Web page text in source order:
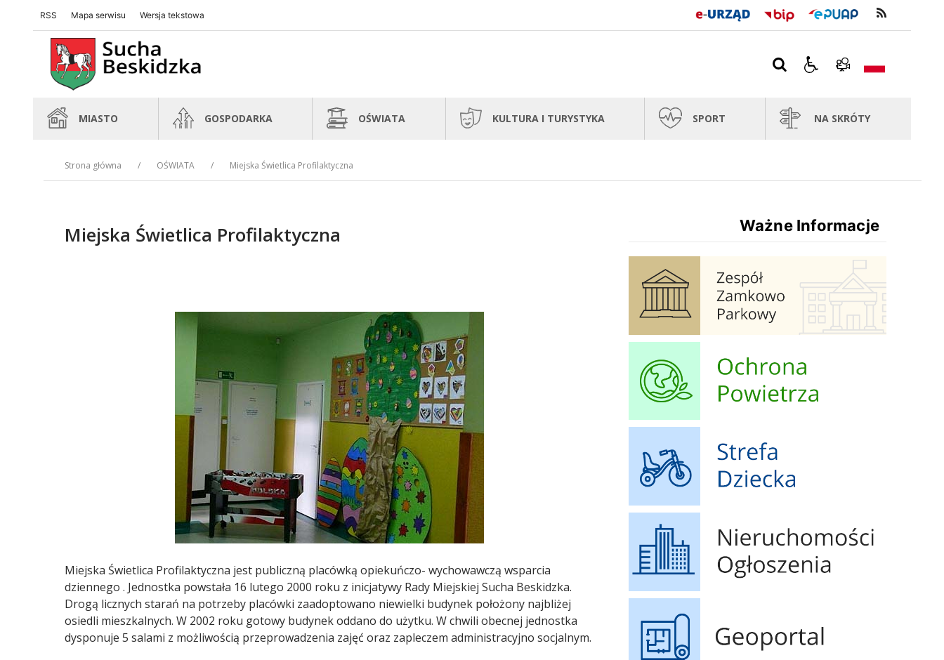
RSS Mapa serwisu Wersja tekstowa
Sucha Beskidzka
MIASTO GOSPODARKA OŚWIATA KULTURA I TURYSTYKA SPORT NA SKRÓTY
Strona główna OŚWIATA Miejska Świetlica Profilaktyczna
Miejska Świetlica Profilaktyczna
Miejska Świetlica Profilaktyczna jest publiczną placówką opiekuńczo- wychowawczą wsparcia
dziennego . Jednostka powstała 16 lutego 2000 roku z inicjatywy Rady Miejskiej Sucha Beskidzka.
Drogą licznych starań na potrzeby placówki zaadoptowano niewielki budynek położony najbliżej
osiedli mieszkalnych. W 2002 roku gotowy budynek oddano do użytku. W chwili obecnej jednostka
dysponuje 5 salami z możliwością przeprowadzenia zajęć oraz zapleczem administracyjno socjalnym.
Ważne Informacje